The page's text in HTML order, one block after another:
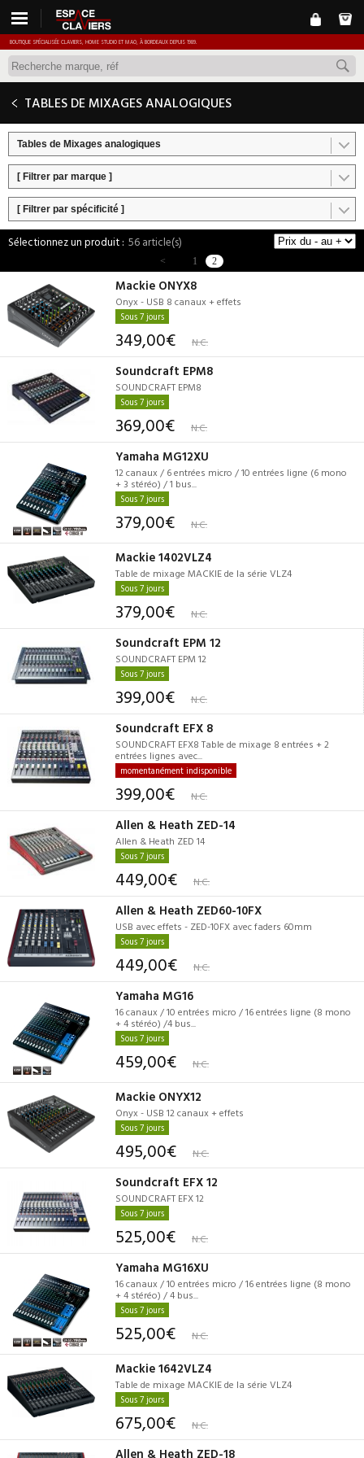
BOUTIQUE SPÉCIALISÉE CLAVIERS, HOME STUDIO ET MAO, À BORDEAUX DEPUIS 1989.
TABLES DE MIXAGES ANALOGIQUES
Tables de Mixages analogiques
[ Filtrer par marque ]
[ Filtrer par spécificité ]
56 article(s)
< 1 2
Mackie ONYX8
Onyx - USB 8 canaux + effets
Sous 7 jours
349,00€ N.C.
Soundcraft EPM8
SOUNDCRAFT EPM8
Sous 7 jours
369,00€ N.C.
Yamaha MG12XU
12 canaux / 6 entrées micro / 10 entrées ligne (6 mono
+ 3 stéréo) / 1 bus...
Sous 7 jours
379,00€ N.C.
Mackie 1402VLZ4
Table de mixage MACKIE de la série VLZ4
Sous 7 jours
379,00€ N.C.
Soundcraft EPM 12
SOUNDCRAFT EPM 12
Sous 7 jours
399,00€ N.C.
Soundcraft EFX 8
SOUNDCRAFT EFX8 Table de mixage 8 entrées + 2
entrées lignes avec...
momentanément indisponible
399,00€ N.C.
Allen & Heath ZED-14
Allen & Heath ZED 14
Sous 7 jours
449,00€ N.C.
Allen & Heath ZED60-10FX
USB avec effets - ZED-10FX avec faders 60mm
Sous 7 jours
449,00€ N.C.
Yamaha MG16
16 canaux / 10 entrées micro / 16 entrées ligne (8 mono
+ 4 stéréo) /4 bus...
Sous 7 jours
459,00€ N.C.
Mackie ONYX12
Onyx - USB 12 canaux + effets
Sous 7 jours
495,00€ N.C.
Soundcraft EFX 12
SOUNDCRAFT EFX 12
Sous 7 jours
525,00€ N.C.
Yamaha MG16XU
16 canaux / 10 entrées micro / 16 entrées ligne (8 mono
+ 4 stéréo) / 4 bus...
Sous 7 jours
525,00€ N.C.
Mackie 1642VLZ4
Table de mixage MACKIE de la série VLZ4
Sous 7 jours
675,00€ N.C.
Allen & Heath ZED-18